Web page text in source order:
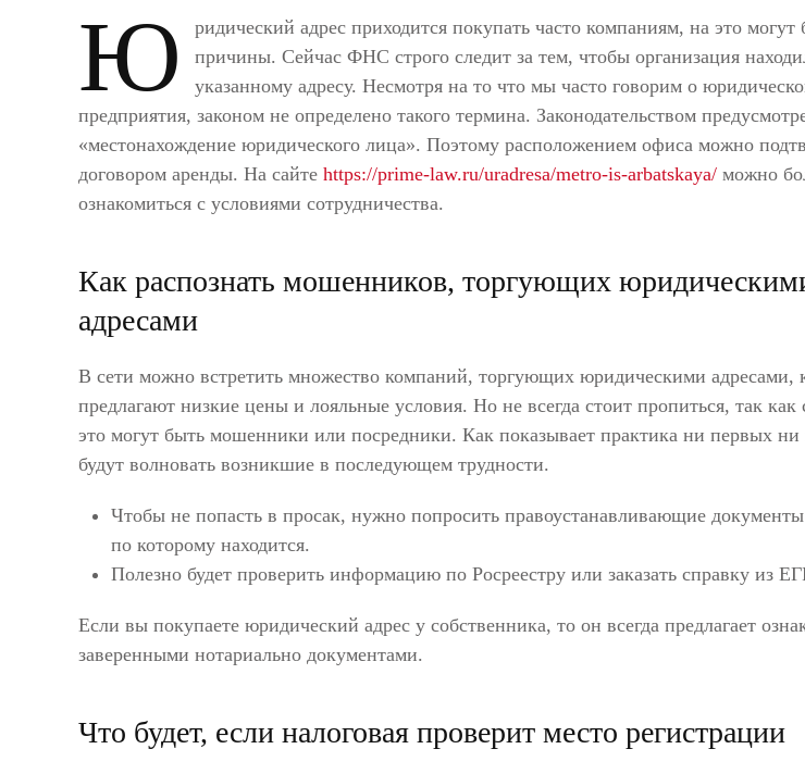
Ю
ридический адрес приходится покупать часто компаниям, на это могут
причины. Сейчас ФНС строго следит за тем, чтобы организация
указанному адресу. Несмотря на то что мы часто говорим о
предприятия, законом не определено такого термина. Законодательством
«местонахождение юридического лица». Поэтому расположением офиса можно
договором аренды. На сайте https://prime-law.ru/uradresa/metro-is-arbatskaya/ можно
ознакомиться с условиями сотрудничества.
Как распознать мошенников, торгующих
адресами
В сети можно встретить множество компаний, торгующих юридическими адресами,
предлагают низкие цены и лояльные условия. Но не всегда стоит пропиться, так как
это могут быть мошенники или посредники. Как показывает практика ни первых
будут волновать возникшие в последующем трудности.
Чтобы не попасть в просак, нужно попросить правоустанавливающие документы
по которому находится.
Полезно будет проверить информацию по Росреестру или заказать справку из
Если вы покупаете юридический адрес у собственника, то он всегда предлагает
заверенными нотариально документами.
Что будет, если налоговая проверит место регистрации